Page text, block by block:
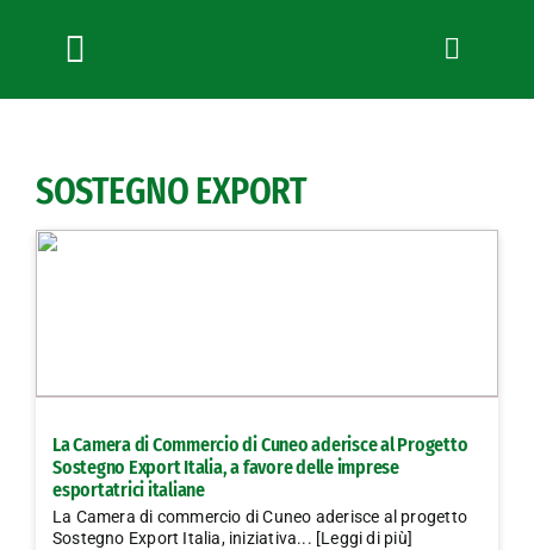
Toggle
Navigation
News
Bandi
Lavora con noi
Contatti
SOSTEGNO EXPORT
La Camera di Commercio di Cuneo aderisce al Progetto
Sostegno Export Italia, a favore delle imprese
esportatrici italiane
La Camera di commercio di Cuneo aderisce al progetto
Sostegno Export Italia, iniziativa... [Leggi di più]